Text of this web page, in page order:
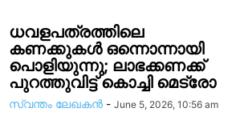
ധവളപത്രത്തിലെ
കണക്കുകൾ ഒന്നൊന്നായി
പൊളിയുന്നു; ലാഭക്കണക്ക്
പുറത്തുവിട്ട് കൊച്ചി മെട്രോ
സ്വന്തം ലേഖകന്‍ - June 5, 2026, 10:56 am